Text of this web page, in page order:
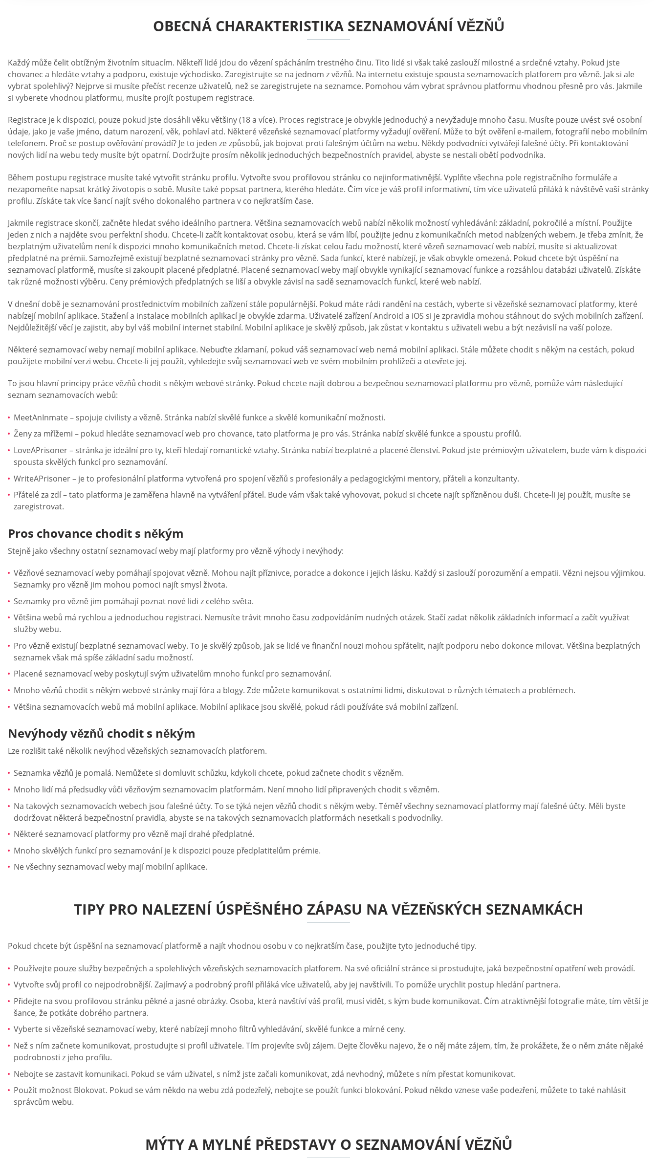
OBECNÁ CHARAKTERISTIKA SEZNAMOVÁNÍ VĚZŇŮ
Každý může čelit obtížným životním situacím. Někteří lidé jdou do vězení spácháním trestného činu. Tito lidé si však také zaslouží milostné a srdečné vztahy. Pokud jste
chovanec a hledáte vztahy a podporu, existuje východisko. Zaregistrujte se na jednom z vězňů. Na internetu existuje spousta seznamovacích platforem pro vězně. Jak si ale
vybrat spolehlivý? Nejprve si musíte přečíst recenze uživatelů, než se zaregistrujete na seznamce. Pomohou vám vybrat správnou platformu vhodnou přesně pro vás. Jakmile
si vyberete vhodnou platformu, musíte projít postupem registrace.
Registrace je k dispozici, pouze pokud jste dosáhli věku většiny (18 a více). Proces registrace je obvykle jednoduchý a nevyžaduje mnoho času. Musíte pouze uvést své osobní
údaje, jako je vaše jméno, datum narození, věk, pohlaví atd. Některé vězeňské seznamovací platformy vyžadují ověření. Může to být ověření e-mailem, fotografií nebo mobilním
telefonem. Proč se postup ověřování provádí? Je to jeden ze způsobů, jak bojovat proti falešným účtům na webu. Někdy podvodníci vytvářejí falešné účty. Při kontaktování
nových lidí na webu tedy musíte být opatrní. Dodržujte prosím několik jednoduchých bezpečnostních pravidel, abyste se nestali obětí podvodníka.
Během postupu registrace musíte také vytvořit stránku profilu. Vytvořte svou profilovou stránku co nejinformativnější. Vyplňte všechna pole registračního formuláře a
nezapomeňte napsat krátký životopis o sobě. Musíte také popsat partnera, kterého hledáte. Čím více je váš profil informativní, tím více uživatelů přiláká k návštěvě vaší stránky
profilu. Získáte tak více šancí najít svého dokonalého partnera v co nejkratším čase.
Jakmile registrace skončí, začněte hledat svého ideálního partnera. Většina seznamovacích webů nabízí několik možností vyhledávání: základní, pokročilé a místní. Použijte
jeden z nich a najděte svou perfektní shodu. Chcete-li začít kontaktovat osobu, která se vám líbí, použijte jednu z komunikačních metod nabízených webem. Je třeba zmínit, že
bezplatným uživatelům není k dispozici mnoho komunikačních metod. Chcete-li získat celou řadu možností, které vězeň seznamovací web nabízí, musíte si aktualizovat
předplatné na prémii. Samozřejmě existují bezplatné seznamovací stránky pro vězně. Sada funkcí, které nabízejí, je však obvykle omezená. Pokud chcete být úspěšní na
seznamovací platformě, musíte si zakoupit placené předplatné. Placené seznamovací weby mají obvykle vynikající seznamovací funkce a rozsáhlou databázi uživatelů. Získáte
tak různé možnosti výběru. Ceny prémiových předplatných se liší a obvykle závisí na sadě seznamovacích funkcí, které web nabízí.
V dnešní době je seznamování prostřednictvím mobilních zařízení stále populárnější. Pokud máte rádi randění na cestách, vyberte si vězeňské seznamovací platformy, které
nabízejí mobilní aplikace. Stažení a instalace mobilních aplikací je obvykle zdarma. Uživatelé zařízení Android a iOS si je zpravidla mohou stáhnout do svých mobilních zařízení.
Nejdůležitější věcí je zajistit, aby byl váš mobilní internet stabilní. Mobilní aplikace je skvělý způsob, jak zůstat v kontaktu s uživateli webu a být nezávislí na vaší poloze.
Některé seznamovací weby nemají mobilní aplikace. Nebuďte zklamaní, pokud váš seznamovací web nemá mobilní aplikaci. Stále můžete chodit s někým na cestách, pokud
použijete mobilní verzi webu. Chcete-li jej použít, vyhledejte svůj seznamovací web ve svém mobilním prohlížeči a otevřete jej.
To jsou hlavní principy práce vězňů chodit s někým webové stránky. Pokud chcete najít dobrou a bezpečnou seznamovací platformu pro vězně, pomůže vám následující
seznam seznamovacích webů:
MeetAnInmate – spojuje civilisty a vězně. Stránka nabízí skvělé funkce a skvělé komunikační možnosti.
Ženy za mřížemi – pokud hledáte seznamovací web pro chovance, tato platforma je pro vás. Stránka nabízí skvělé funkce a spoustu profilů.
LoveAPrisoner – stránka je ideální pro ty, kteří hledají romantické vztahy. Stránka nabízí bezplatné a placené členství. Pokud jste prémiovým uživatelem, bude vám k dispozici
spousta skvělých funkcí pro seznamování.
WriteAPrisoner – je to profesionální platforma vytvořená pro spojení vězňů s profesionály a pedagogickými mentory, přáteli a konzultanty.
Přátelé za zdí – tato platforma je zaměřena hlavně na vytváření přátel. Bude vám však také vyhovovat, pokud si chcete najít spřízněnou duši. Chcete-li jej použít, musíte se
zaregistrovat.
Pros chovance chodit s někým
Stejně jako všechny ostatní seznamovací weby mají platformy pro vězně výhody i nevýhody:
Vězňové seznamovací weby pomáhají spojovat vězně. Mohou najít příznivce, poradce a dokonce i jejich lásku. Každý si zaslouží porozumění a empatii. Vězni nejsou výjimkou.
Seznamky pro vězně jim mohou pomoci najít smysl života.
Seznamky pro vězně jim pomáhají poznat nové lidi z celého světa.
Většina webů má rychlou a jednoduchou registraci. Nemusíte trávit mnoho času zodpovídáním nudných otázek. Stačí zadat několik základních informací a začít využívat
služby webu.
Pro vězně existují bezplatné seznamovací weby. To je skvělý způsob, jak se lidé ve finanční nouzi mohou spřátelit, najít podporu nebo dokonce milovat. Většina bezplatných
seznamek však má spíše základní sadu možností.
Placené seznamovací weby poskytují svým uživatelům mnoho funkcí pro seznamování.
Mnoho vězňů chodit s někým webové stránky mají fóra a blogy. Zde můžete komunikovat s ostatními lidmi, diskutovat o různých tématech a problémech.
Většina seznamovacích webů má mobilní aplikace. Mobilní aplikace jsou skvělé, pokud rádi používáte svá mobilní zařízení.
Nevýhody vězňů chodit s někým
Lze rozlišit také několik nevýhod vězeňských seznamovacích platforem.
Seznamka vězňů je pomalá. Nemůžete si domluvit schůzku, kdykoli chcete, pokud začnete chodit s vězněm.
Mnoho lidí má předsudky vůči vězňovým seznamovacím platformám. Není mnoho lidí připravených chodit s vězněm.
Na takových seznamovacích webech jsou falešné účty. To se týká nejen vězňů chodit s někým weby. Téměř všechny seznamovací platformy mají falešné účty. Měli byste
dodržovat některá bezpečnostní pravidla, abyste se na takových seznamovacích platformách nesetkali s podvodníky.
Některé seznamovací platformy pro vězně mají drahé předplatné.
Mnoho skvělých funkcí pro seznamování je k dispozici pouze předplatitelům prémie.
Ne všechny seznamovací weby mají mobilní aplikace.
TIPY PRO NALEZENÍ ÚSPĚŠNÉHO ZÁPASU NA VĚZEŇSKÝCH SEZNAMKÁCH
Pokud chcete být úspěšní na seznamovací platformě a najít vhodnou osobu v co nejkratším čase, použijte tyto jednoduché tipy.
Používejte pouze služby bezpečných a spolehlivých vězeňských seznamovacích platforem. Na své oficiální stránce si prostudujte, jaká bezpečnostní opatření web provádí.
Vytvořte svůj profil co nejpodrobnější. Zajímavý a podrobný profil přiláká více uživatelů, aby jej navštívili. To pomůže urychlit postup hledání partnera.
Přidejte na svou profilovou stránku pěkné a jasné obrázky. Osoba, která navštíví váš profil, musí vidět, s kým bude komunikovat. Čím atraktivnější fotografie máte, tím větší je
šance, že potkáte dobrého partnera.
Vyberte si vězeňské seznamovací weby, které nabízejí mnoho filtrů vyhledávání, skvělé funkce a mírné ceny.
Než s ním začnete komunikovat, prostudujte si profil uživatele. Tím projevíte svůj zájem. Dejte člověku najevo, že o něj máte zájem, tím, že prokážete, že o něm znáte nějaké
podrobnosti z jeho profilu.
Nebojte se zastavit komunikaci. Pokud se vám uživatel, s nímž jste začali komunikovat, zdá nevhodný, můžete s ním přestat komunikovat.
Použít možnost Blokovat. Pokud se vám někdo na webu zdá podezřelý, nebojte se použít funkci blokování. Pokud někdo vznese vaše podezření, můžete to také nahlásit
správcům webu.
MÝTY A MYLNÉ PŘEDSTAVY O SEZNAMOVÁNÍ VĚZŇŮ